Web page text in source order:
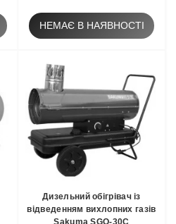
НЕМАЄ В НАЯВНОСТІ
Дизельний обігрівач із
відведенням вихлопних газів
Sakuma SGO-30C